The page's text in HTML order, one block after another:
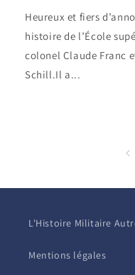
Heureux et fiers
histoire de l’École
colonel Claude Franc
Schill.Il a...
L'Histoire Militaire
Mentions légales